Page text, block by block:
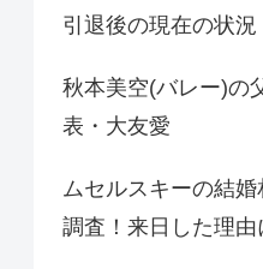
引退後の現在の状況
秋本美空(バレー)の
表・大友愛
ムセルスキーの結
調査！来日した理由